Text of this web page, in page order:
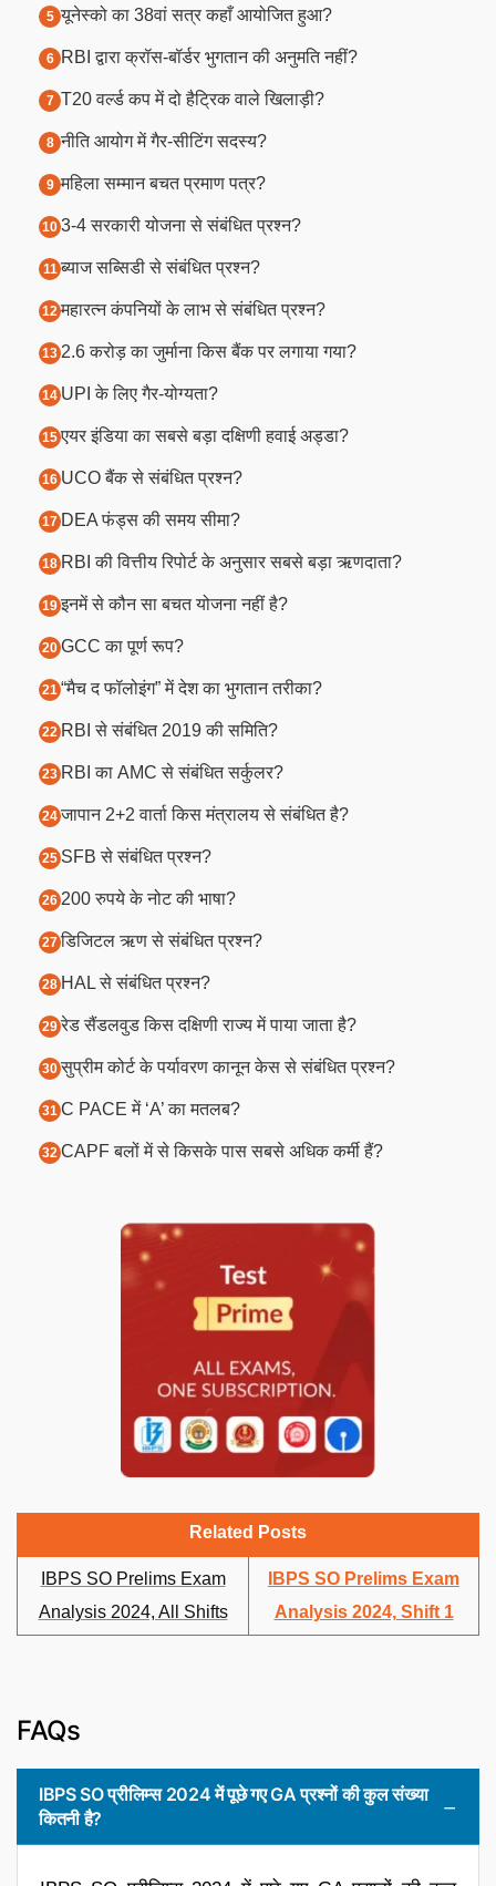
यूनेस्को का 38वां सत्र कहाँ आयोजित हुआ?
RBI द्वारा क्रॉस-बॉर्डर भुगतान की अनुमति नहीं?
T20 वर्ल्ड कप में दो हैट्रिक वाले खिलाड़ी?
नीति आयोग में गैर-सीटिंग सदस्य?
महिला सम्मान बचत प्रमाण पत्र?
3-4 सरकारी योजना से संबंधित प्रश्न?
ब्याज सब्सिडी से संबंधित प्रश्न?
महारत्न कंपनियों के लाभ से संबंधित प्रश्न?
2.6 करोड़ का जुर्माना किस बैंक पर लगाया गया?
UPI के लिए गैर-योग्यता?
एयर इंडिया का सबसे बड़ा दक्षिणी हवाई अड्डा?
UCO बैंक से संबंधित प्रश्न?
DEA फंड्स की समय सीमा?
RBI की वित्तीय रिपोर्ट के अनुसार सबसे बड़ा ऋणदाता?
इनमें से कौन सा बचत योजना नहीं है?
GCC का पूर्ण रूप?
“मैच द फॉलोइंग” में देश का भुगतान तरीका?
RBI से संबंधित 2019 की समिति?
RBI का AMC से संबंधित सर्कुलर?
जापान 2+2 वार्ता किस मंत्रालय से संबंधित है?
SFB से संबंधित प्रश्न?
200 रुपये के नोट की भाषा?
डिजिटल ऋण से संबंधित प्रश्न?
HAL से संबंधित प्रश्न?
रेड सैंडलवुड किस दक्षिणी राज्य में पाया जाता है?
सुप्रीम कोर्ट के पर्यावरण कानून केस से संबंधित प्रश्न?
C PACE में ‘A’ का मतलब?
CAPF बलों में से किसके पास सबसे अधिक कर्मी हैं?
Related Posts
IBPS SO Prelims Exam
Analysis 2024, All Shifts
IBPS SO Prelims Exam
Analysis 2024, Shift 1
FAQs
IBPS SO प्रीलिम्स 2024 में पूछे गए GA प्रश्नों की कुल संख्या
कितनी है?